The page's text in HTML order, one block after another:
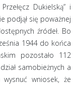
Dukielską” i
podjął się poważnej
źródeł. Bo
1944 do końca
pozostało 112
samobieżnych a
wniosek, że